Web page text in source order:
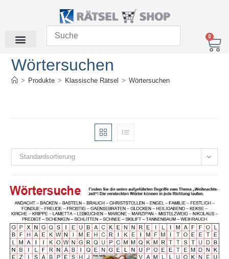
0
Wörtersuchen
> Produkte > Klassische Rätsel > Wörtersuchen
Standardsortierung